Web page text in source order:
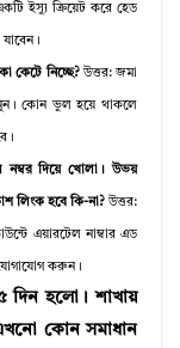
ইস্যু ক্রিয়েট করে হেড
কেটে নিচ্ছে? উত্তর: জমা
কোন ভুল হয়ে থাকলে
নম্বর দিয়ে খোলা। উভয়
লিংক হবে কি-না? উত্তর:
এয়ারটেল নাম্বার এড
করুন।
দিন হলো। শাখায়
কোন সমাধান